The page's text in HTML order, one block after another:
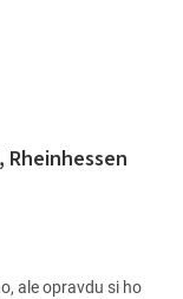
Rheinhessen
ale opravdu si ho